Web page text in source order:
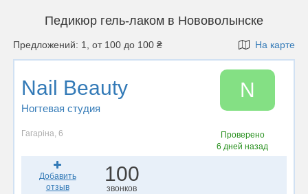
Педикюр гель-лаком в Нововолынске
Предложений: 1, от 100 до 100 ₴ На карте
Nail Beauty
Ногтевая студия
N
Гагаріна, 6
Проверено
6 дней назад
Добавить
отзыв
100
звонков